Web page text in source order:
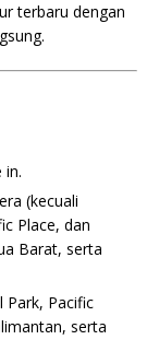
terbaru dengan
in.
(kecuali
Place, dan
Barat, serta
Park, Pacific
serta